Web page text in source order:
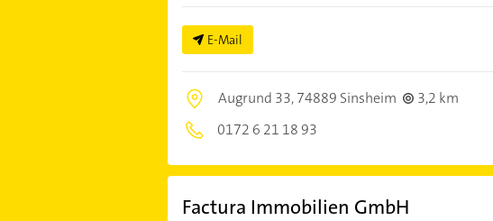
E-Mail
Augrund 33,74889 Sinsheim
3,2 km
0172 6 21 18 93
Factura Immobilien GmbH